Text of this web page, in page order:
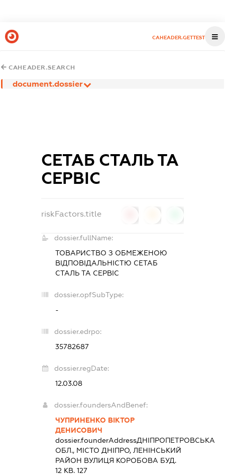
CAHEADER.GETTEST
CAHEADER.SEARCH
document.dossier
СЕТАБ СТАЛЬ ТА
СЕРВІС
riskFactors.title
dossier.fullName:
ТОВАРИСТВО З ОБМЕЖЕНОЮ
ВІДПОВІДАЛЬНІСТЮ СЕТАБ
СТАЛЬ ТА СЕРВІС
dossier.opfSubType:
-
dossier.edrpo:
35782687
dossier.regDate:
12.03.08
dossier.foundersAndBenef:
ЧУПРИНЕНКО ВІКТОР
ДЕНИСОВИЧ
dossier.founderAddressДНІПРОПЕТРОВСЬКА
ОБЛ., МІСТО ДНІПРО, ЛЕНІНСЬКИЙ
РАЙОН ВУЛИЦЯ КОРОБОВА БУД.
12 КВ. 127